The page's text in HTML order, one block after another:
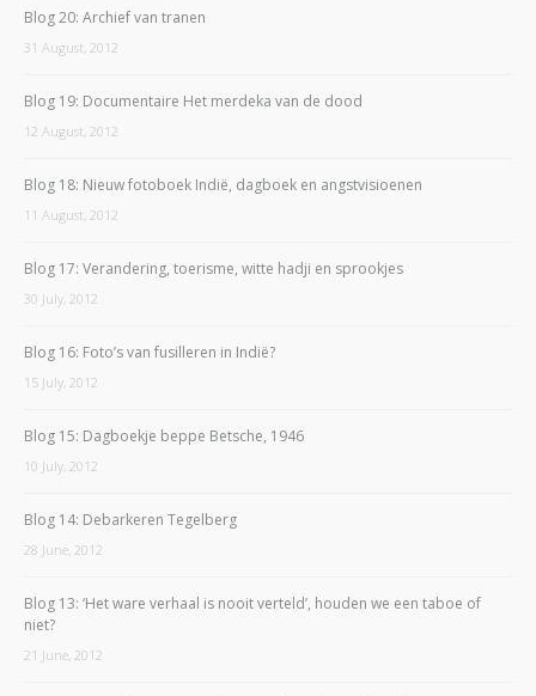
Blog 20: Archief van tranen
31 August, 2012
Blog 19: Documentaire Het merdeka van de dood
12 August, 2012
Blog 18: Nieuw fotoboek Indië, dagboek en angstvisioenen
11 August, 2012
Blog 17: Verandering, toerisme, witte hadji en sprookjes
30 July, 2012
Blog 16: Foto’s van fusilleren in Indië?
15 July, 2012
Blog 15: Dagboekje beppe Betsche, 1946
10 July, 2012
Blog 14: Debarkeren Tegelberg
28 June, 2012
Blog 13: ‘Het ware verhaal is nooit verteld’, houden we een taboe of
niet?
21 June, 2012